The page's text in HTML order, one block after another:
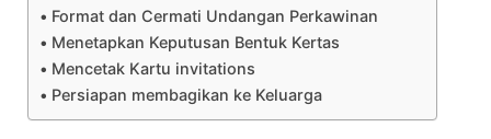
Format dan Cermati Undangan Perkawinan
Menetapkan Keputusan Bentuk Kertas
Mencetak Kartu invitations
Persiapan membagikan ke Keluarga